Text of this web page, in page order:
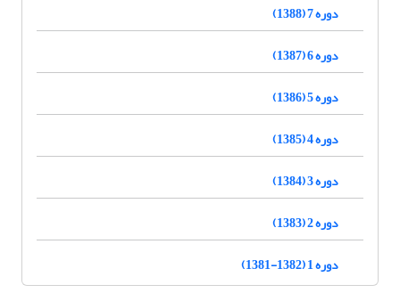
دوره 7 (1388)
دوره 6 (1387)
دوره 5 (1386)
دوره 4 (1385)
دوره 3 (1384)
دوره 2 (1383)
دوره 1 (1382-1381)